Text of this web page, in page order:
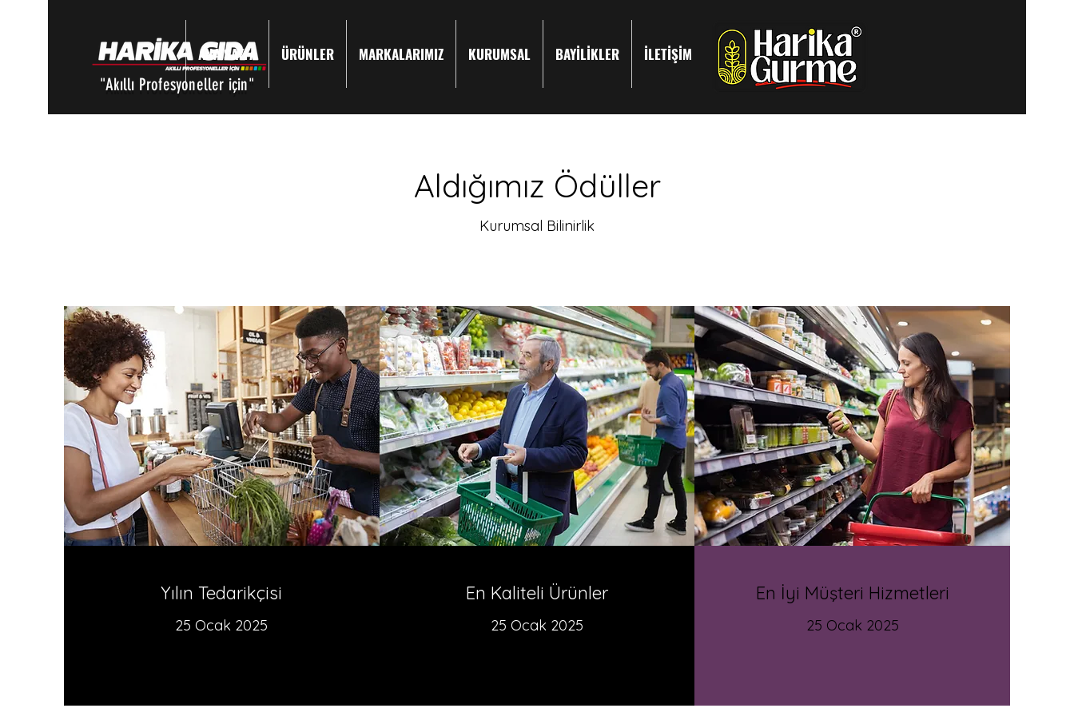
"Akıllı Profesyoneller için"
ANA SAYFA ÜRÜNLER MARKALARIMIZ KURUMSAL BAYİLİKLER İLETİŞİM
Aldığımız Ödüller
Kurumsal Bilinirlik
Yılın Tedarikçisi
25 Ocak 2025
En Kaliteli Ürünler
25 Ocak 2025
En İyi Müşteri Hizmetleri
25 Ocak 2025
Giriş